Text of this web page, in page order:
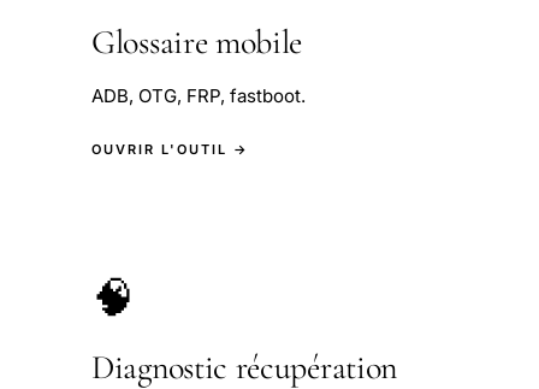
Glossaire mobile
ADB, OTG, FRP, fastboot.
OUVRIR L'OUTIL →
🧠
Diagnostic récupération